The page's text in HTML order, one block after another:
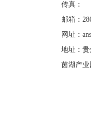
传真：
邮箱：
网址：
地址：
茵湖产